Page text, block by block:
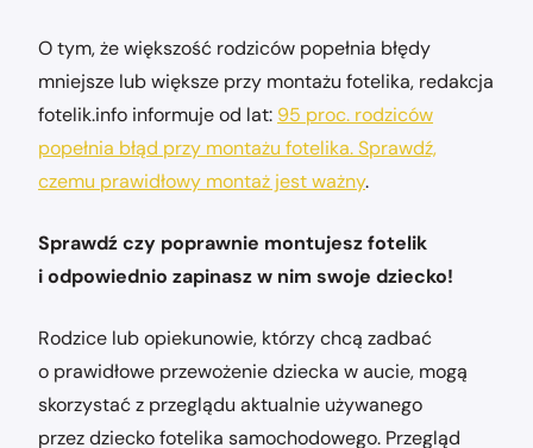
O tym, że większość rodziców popełnia błędy
mniejsze lub większe przy montażu fotelika, redakcja
fotelik.info informuje od lat: 95 proc. rodziców
popełnia błąd przy montażu fotelika. Sprawdź,
czemu prawidłowy montaż jest ważny.
Sprawdź czy poprawnie montujesz fotelik
i odpowiednio zapinasz w nim swoje dziecko!
Rodzice lub opiekunowie, którzy chcą zadbać
o prawidłowe przewożenie dziecka w aucie, mogą
skorzystać z przeglądu aktualnie używanego
przez dziecko fotelika samochodowego. Przegląd